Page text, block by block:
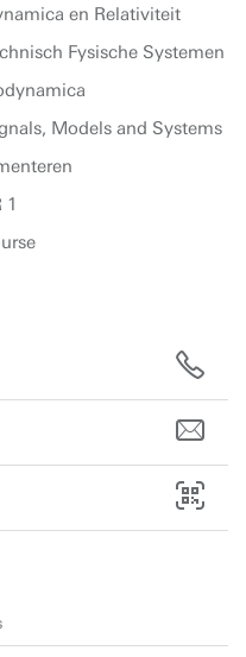
en Relativiteit
Fysische Systemen
Models and Systems
1